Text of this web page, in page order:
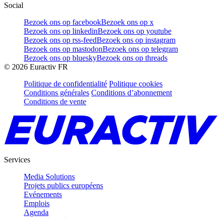
Social
Bezoek ons op facebookBezoek ons op x
Bezoek ons op linkedinBezoek ons op youtube
Bezoek ons op rss-feedBezoek ons op instagram
Bezoek ons op mastodonBezoek ons op telegram
Bezoek ons op blueskyBezoek ons op threads
© 2026 Euractiv FR
Politique de confidentialité Politique cookies
Conditions générales Conditions d’abonnement
Conditions de vente
Services
Media Solutions
Projets publics européens
Evénements
Emplois
Agenda